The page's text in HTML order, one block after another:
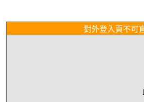
對外登入頁不可